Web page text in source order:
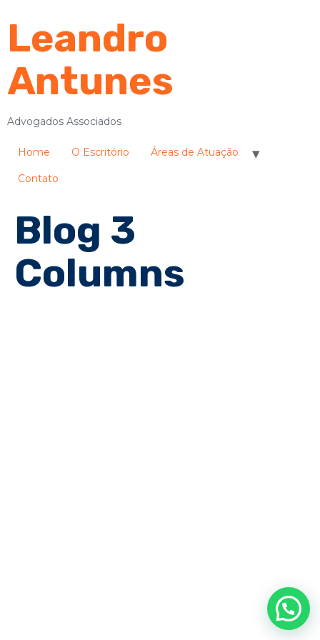
Leandro
Antunes
Advogados Associados
Home O Escritório Áreas de Atuação
Contato
Blog 3
Columns